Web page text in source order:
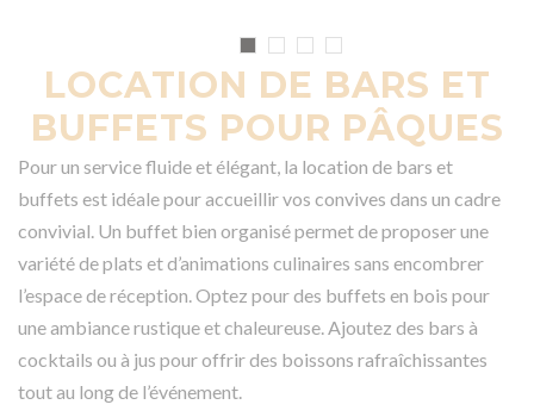
LOCATION DE BARS ET
BUFFETS POUR PÂQUES
Pour un service fluide et élégant, la location de bars et
buffets est idéale pour accueillir vos convives dans un cadre
convivial. Un buffet bien organisé permet de proposer une
variété de plats et d’animations culinaires sans encombrer
l’espace de réception. Optez pour des buffets en bois pour
une ambiance rustique et chaleureuse. Ajoutez des bars à
cocktails ou à jus pour offrir des boissons rafraîchissantes
tout au long de l’événement.